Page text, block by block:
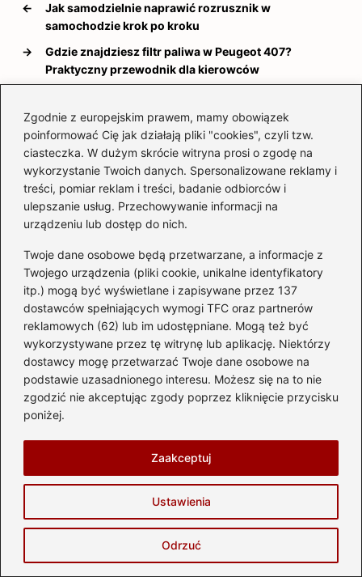
Zgodnie z europejskim prawem, mamy obowiązek
poinformować Cię jak działają pliki "cookies", czyli tzw.
ciasteczka. W dużym skrócie witryna prosi o zgodę na
wykorzystanie Twoich danych. Spersonalizowane reklamy i
treści, pomiar reklam i treści, badanie odbiorców i
ulepszanie usług. Przechowywanie informacji na
urządzeniu lub dostęp do nich.
Twoje dane osobowe będą przetwarzane, a informacje z
Twojego urządzenia (pliki cookie, unikalne identyfikatory
itp.) mogą być wyświetlane i zapisywane przez 137
dostawców spełniających wymogi TFC oraz partnerów
reklamowych (62) lub im udostępniane. Mogą też być
wykorzystywane przez tę witrynę lub aplikację. Niektórzy
dostawcy mogę przetwarzać Twoje dane osobowe na
podstawie uzasadnionego interesu. Możesz się na to nie
zgodzić nie akceptując zgody poprzez kliknięcie przycisku
poniżej.
Ustawienia
Odrzuć
Zaakceptuj
←
Jak samodzielnie naprawić rozrusznik w
samochodzie krok po kroku
→
Gdzie znajdziesz filtr paliwa w Peugeot 407?
Praktyczny przewodnik dla kierowców
Dodaj komentarz
Twój adres email nie zostanie opublikowany.
Wymagane pola są oznaczone*
Komentarz*
Nazwa*
Adres email
Witryna internetowa
Zapamiętaj moje dane w tej przeglądarce
podczas pisania kolejnych komentarzy.